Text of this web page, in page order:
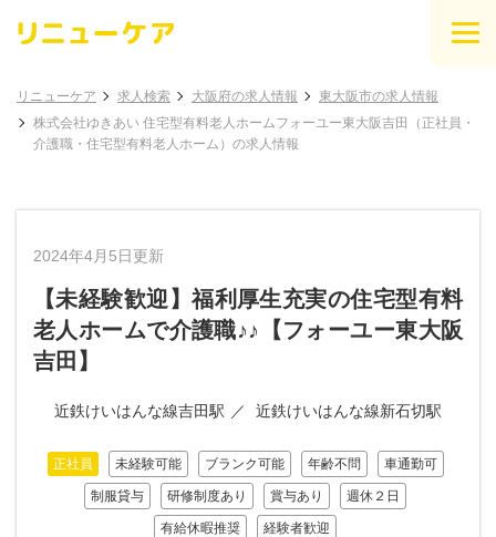
リニューケア 求人検索 大阪府の求人情報
東大阪市の求人情報
株式会社ゆきあい 住宅型有料老人ホームフォーユー東大阪吉田（正社員・
介護職・住宅型有料老人ホーム）の求人情報
2024年4月5日更新
【未経験歓迎】福利厚生充実の住宅型有料
老人ホームで介護職♪♪【フォーユー東大阪
吉田】
近鉄けいはんな線吉田駅 近鉄けいはんな線新石切駅
正社員 未経験可能 ブランク可能 年齢不問 車通勤可
制服貸与 研修制度あり 賞与あり 週休２日
有給休暇推奨 経験者歓迎